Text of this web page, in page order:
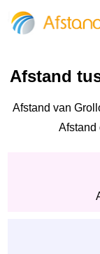
Afstand
Afstand van
Afstand